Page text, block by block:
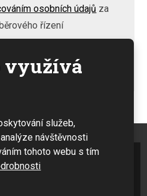
osobních údajů za
řízení
s r.o., vytvořila eBRÁNA s.r.o.
využívá
služeb,
návštěvnosti
tohoto webu s tím